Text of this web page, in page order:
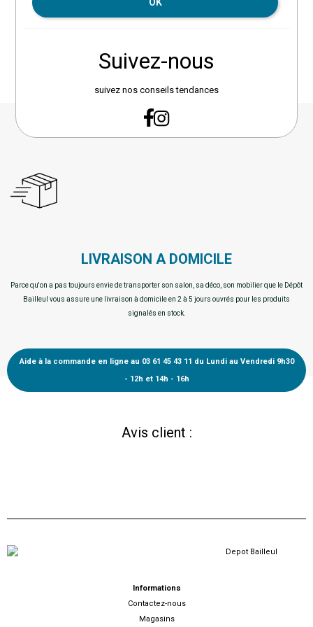
OK
Suivez-nous
suivez nos conseils tendances
LIVRAISON A DOMICILE
Parce qu'on a pas toujours envie de transporter son salon, sa déco, son mobilier que le Dépôt
Bailleul vous assure une livraison à domicile en 2 à 5 jours ouvrés pour les produits
signalés en stock.
Aide à la commande en ligne au 03 61 45 43 11 du Lundi au Vendredi 9h30
- 12h et 14h - 16h
Avis client :
Informations
Contactez-nous
Magasins